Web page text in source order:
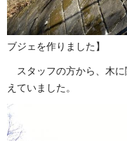
ブジェを作りました】
スタッフの方から、木に
えていました。